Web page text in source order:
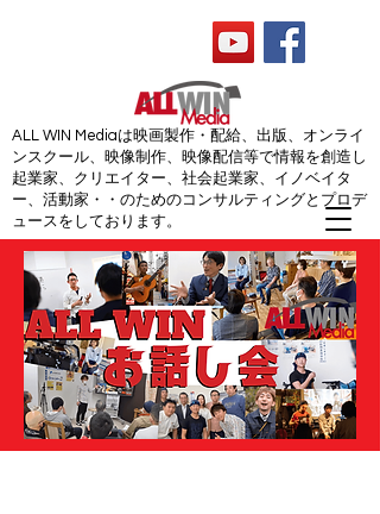
ALL WIN Mediaは映画製作・配給、出版、オンライ
ンスクール、映像制作、映像配信等で情報を創造し
起業家、クリエイター、社会起業家、イノベイタ
ー、活動家・・のためのコンサルティングとプロデ
ュースをしております。